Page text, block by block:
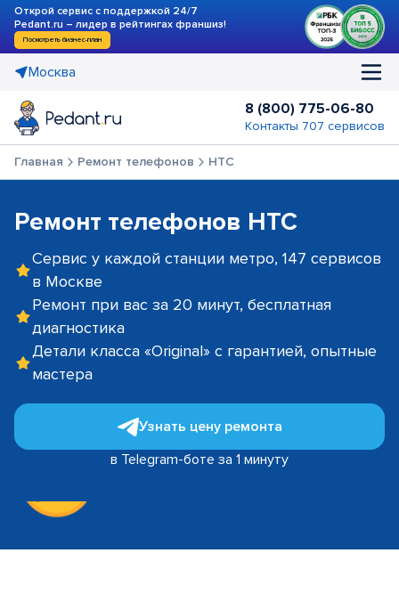
Открой сервис с поддержкой 24/7
Pedant.ru – лидер в рейтингах франшиз!
Посмотреть бизнес-план
Москва
8 (800) 775-06-80
Контакты 707 сервисов
Главная Ремонт телефонов HTC
Ремонт телефонов HTC
Сервис у каждой станции метро, 147 сервисов
в Москве
Ремонт при вас за 20 минут, бесплатная
диагностика
Детали класса «Original» с гарантией, опытные
мастера
Узнать цену ремонта
в Telegram-боте за 1 минуту